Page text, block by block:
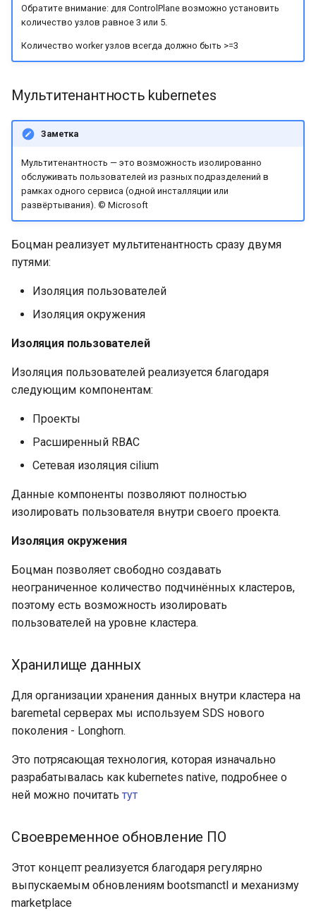
Обратите внимание: для ControlPlane возможно установить
количество узлов равное 3 или 5.
Количество worker узлов всегда должно быть >=3
Мультитенантность kubernetes
Заметка
Мультитенантность — это возможность изолированно
обслуживать пользователей из разных подразделений в
рамках одного сервиса (одной инсталляции или
развёртывания). © Microsoft
Боцман реализует мультитенантность сразу двумя
путями:
Изоляция пользователей
Изоляция окружения
Изоляция пользователей
Изоляция пользователей реализуется благодаря
следующим компонентам:
Проекты
Расширенный RBAC
Сетевая изоляция cilium
Данные компоненты позволяют полностью
изолировать пользователя внутри своего проекта.
Изоляция окружения
Боцман позволяет свободно создавать
неограниченное количество подчинённых кластеров,
поэтому есть возможность изолировать
пользователей на уровне кластера.
Хранилище данных
Для организации хранения данных внутри кластера на
baremetal серверах мы используем SDS нового
поколения - Longhorn.
Это потрясающая технология, которая изначально
разрабатывалась как kubernetes native, подробнее о
ней можно почитать тут
Своевременное обновление ПО
Этот концепт реализуется благодаря регулярно
выпускаемым обновлениям bootsmanctl и механизму
marketplace